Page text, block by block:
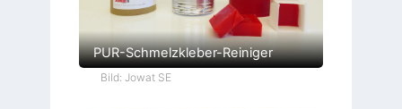
PUR-Schmelzkleber-Reiniger
Bild: Jowat SE